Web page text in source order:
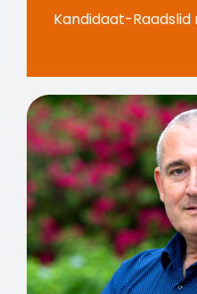
Kandidaat-Raadslid